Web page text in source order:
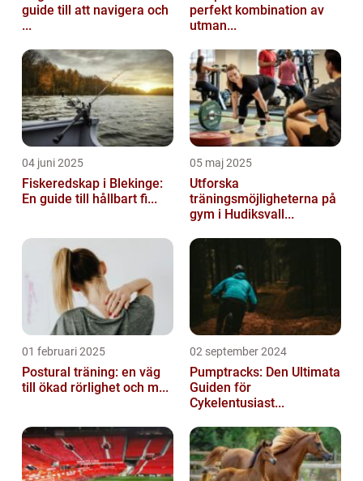
guide till att navigera och
...
perfekt kombination av
utman...
04 juni 2025
Fiskeredskap i Blekinge:
En guide till hållbart fi...
05 maj 2025
Utforska
träningsmöjligheterna på
gym i Hudiksvall...
01 februari 2025
Postural träning: en väg
till ökad rörlighet och m...
02 september 2024
Pumptracks: Den Ultimata
Guiden för
Cykelentusiast...